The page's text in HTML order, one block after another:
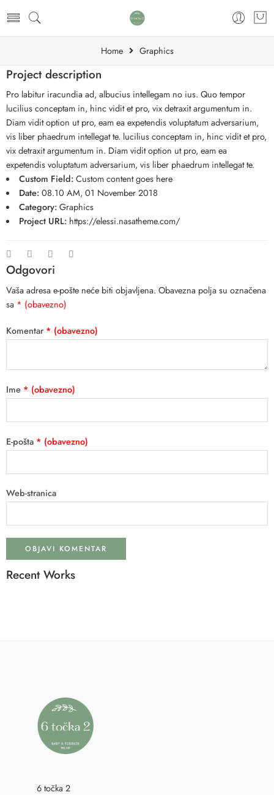
Home Graphics
Project description
Pro labitur iracundia ad, albucius intellegam no ius. Quo tempor
lucilius conceptam in, hinc vidit et pro, vix detraxit argumentum in.
Diam vidit option ut pro, eam ea expetendis voluptatum adversarium,
vis liber phaedrum intellegat te. lucilius conceptam in, hinc vidit et pro,
vix detraxit argumentum in. Diam vidit option ut pro, eam ea
expetendis voluptatum adversarium, vis liber phaedrum intellegat te.
Custom Field:Custom content goes here
Date:08.10 AM, 01 November 2018
Category: Graphics
Project URL: https://elessi.nasatheme.com/
Odgovori
Vaša adresa e-pošte neće biti objavljena. Obavezna polja su označena
sa * (obavezno)
Komentar * (obavezno)
Ime * (obavezno)
E-pošta * (obavezno)
Web-stranica
Recent Works
6 točka 2